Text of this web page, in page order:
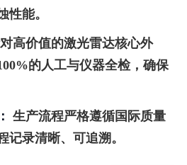
性能。
高价值的激光雷达核心外
的人工与仪器全检，确保
生产流程严格遵循国际质量
记录清晰、可追溯。